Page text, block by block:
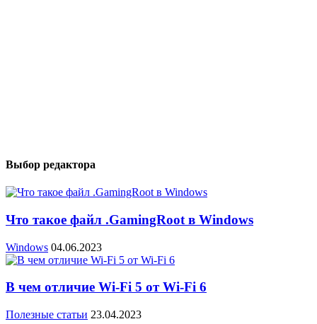
Выбор редактора
Что такое файл .GamingRoot в Windows
Windows 04.06.2023
В чем отличие Wi-Fi 5 от Wi-Fi 6
Полезные статьи 23.04.2023